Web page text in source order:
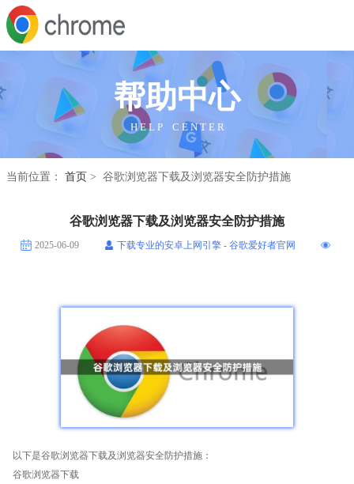
帮助中心
H E L P C E N T E R
当前位置： 首页 > 谷歌浏览器下载及浏览器安全防护措施
谷歌浏览器下载及浏览器安全防护措施
2025-06-09 下载专业的安卓上网引擎 - 谷歌爱好者官网
以下是谷歌浏览器下载及浏览器安全防护措施：
谷歌浏览器下载